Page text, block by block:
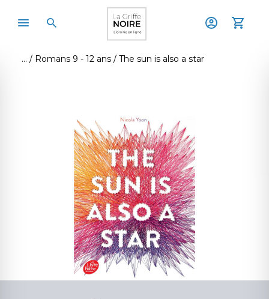
Romans 9 - 12 ans The sun is also a star